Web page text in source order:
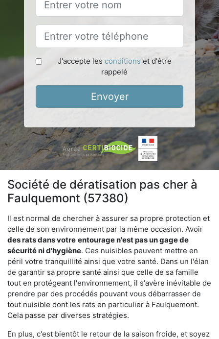
J'accepte les conditions et d'être
rappelé
Envoyer
Société de dératisation pas cher à
Faulquemont (57380)
Il est normal de chercher à assurer sa propre protection et
celle de son environnement par la même occasion. Avoir
des rats dans votre entourage n'est pas un gage de
sécurité ni d'hygiène. Ces nuisibles peuvent mettre en
péril votre tranquillité ainsi que votre santé. Dans un l'élan
de garantir sa propre santé ainsi que celle de sa famille
tout en protégeant l'environnement, il s'avère inévitable de
prendre par des procédés pouvant vous débarrasser de
tout nuisible dont les rats en particulier à Faulquemont.
Cela passe par diverses stratégies.
En plus, c'est bientôt le retour de la saison froide, et soyez